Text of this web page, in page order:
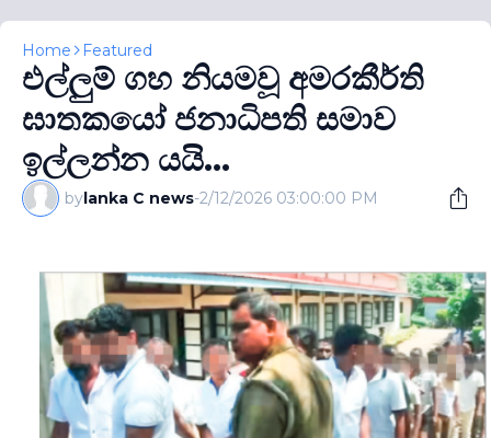
Home Featured
එල්ලුම් ගහ නියමවූ අමරකීර්ති
ඝාතකයෝ ජනාධිපති සමාව
ඉල්ලන්න යයි...
bylanka C news-2/12/2026 03:00:00 PM